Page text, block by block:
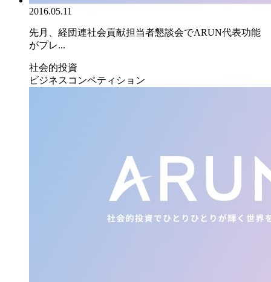
2016.05.11
先月、経団連社会貢献担当者懇談会でARUN代表功能
がプレ...
社会的投資
ビジネスコンペティション